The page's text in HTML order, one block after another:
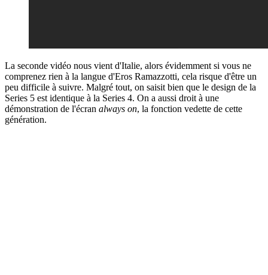
La seconde vidéo nous vient d'Italie, alors évidemment si vous ne
comprenez rien à la langue d'Eros Ramazzotti, cela risque d'être un
peu difficile à suivre. Malgré tout, on saisit bien que le design de la
Series 5 est identique à la Series 4. On a aussi droit à une
démonstration de l'écran always on, la fonction vedette de cette
génération.